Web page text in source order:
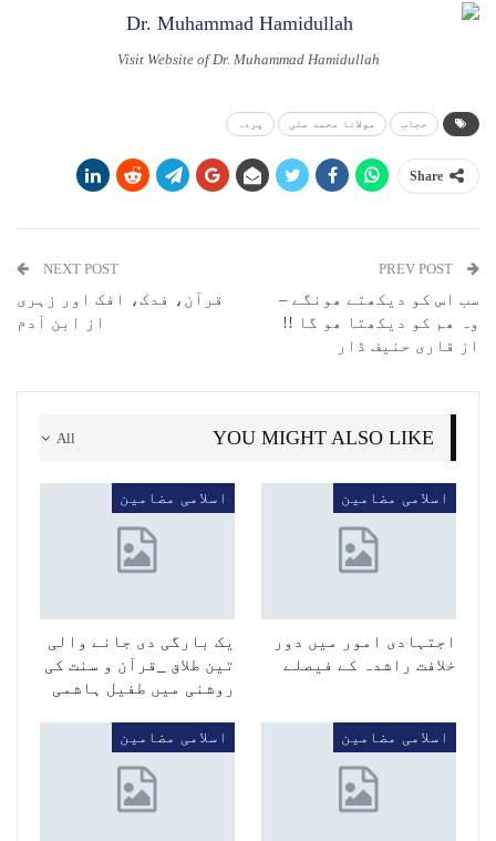
Visit Website of Dr. Muhammad Hamidullah
حجاب مولانا محمد علی پردہ
Share
سب اس کو دیکھتے ھونگے –
وہ ھم کو دیکھتا ھو گا !!
از قاری حنیف ڈار
NEXT POST
قرآن، فدک، افک اور زہری
از ابن آدم
All YOU MIGHT ALSO LIKE
اسلامی مضامین
اجتہادی امور میں دور
خلافت راشدہ کے فیصلے
اسلامی مضامین
یک بارگی دی جانے والی
تین طلاق _قرآن و سنت کی
روشنی میں طفیل ہاشمی
اسلامی مضامین اسلامی مضامین